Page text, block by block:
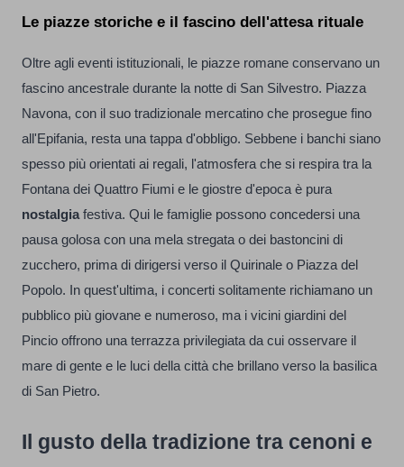
Le piazze storiche e il fascino dell'attesa rituale
Oltre agli eventi istituzionali, le piazze romane conservano un
fascino ancestrale durante la notte di San Silvestro. Piazza
Navona, con il suo tradizionale mercatino che prosegue fino
all'Epifania, resta una tappa d'obbligo. Sebbene i banchi siano
spesso più orientati ai regali, l'atmosfera che si respira tra la
Fontana dei Quattro Fiumi e le giostre d'epoca è pura
nostalgia festiva. Qui le famiglie possono concedersi una
pausa golosa con una mela stregata o dei bastoncini di
zucchero, prima di dirigersi verso il Quirinale o Piazza del
Popolo. In quest'ultima, i concerti solitamente richiamano un
pubblico più giovane e numeroso, ma i vicini giardini del
Pincio offrono una terrazza privilegiata da cui osservare il
mare di gente e le luci della città che brillano verso la basilica
di San Pietro.
Il gusto della tradizione tra cenoni e